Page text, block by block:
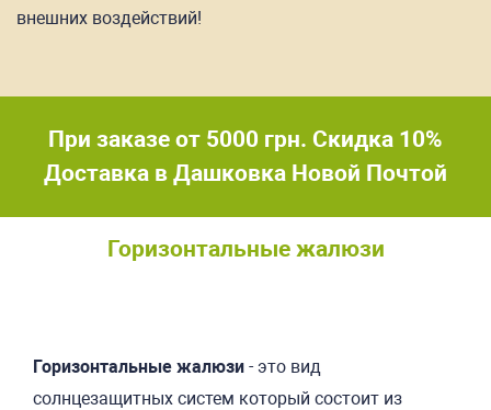
внешних воздействий!
При заказе от 5000 грн. Скидка 10%
Доставка в Дашковка Новой Почтой
Горизонтальные жалюзи
Подробнее
Горизонтальные жалюзи - это вид
солнцезащитных систем который состоит из